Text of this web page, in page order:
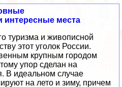
интересные места
туризма и живописной
этот уголок России.
крупным городом
упор сделан на
В идеальном случае
на лето и зиму, причем